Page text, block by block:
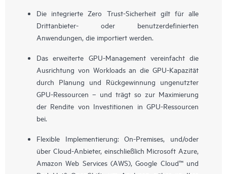
Die integrierte Zero Trust-Sicherheit gilt für alle
Drittanbieter- oder benutzerdefinierten
Anwendungen, die importiert werden.
Das erweiterte GPU-Management vereinfacht die
Ausrichtung von Workloads an die GPU-Kapazität
durch Planung und Rückgewinnung ungenutzter
GPU-Ressourcen – und trägt so zur Maximierung
der Rendite von Investitionen in GPU-Ressourcen
bei.
Flexible Implementierung: On-Premises, und/oder
über Cloud-Anbieter, einschließlich Microsoft Azure,
Amazon Web Services (AWS), Google Cloud™ und